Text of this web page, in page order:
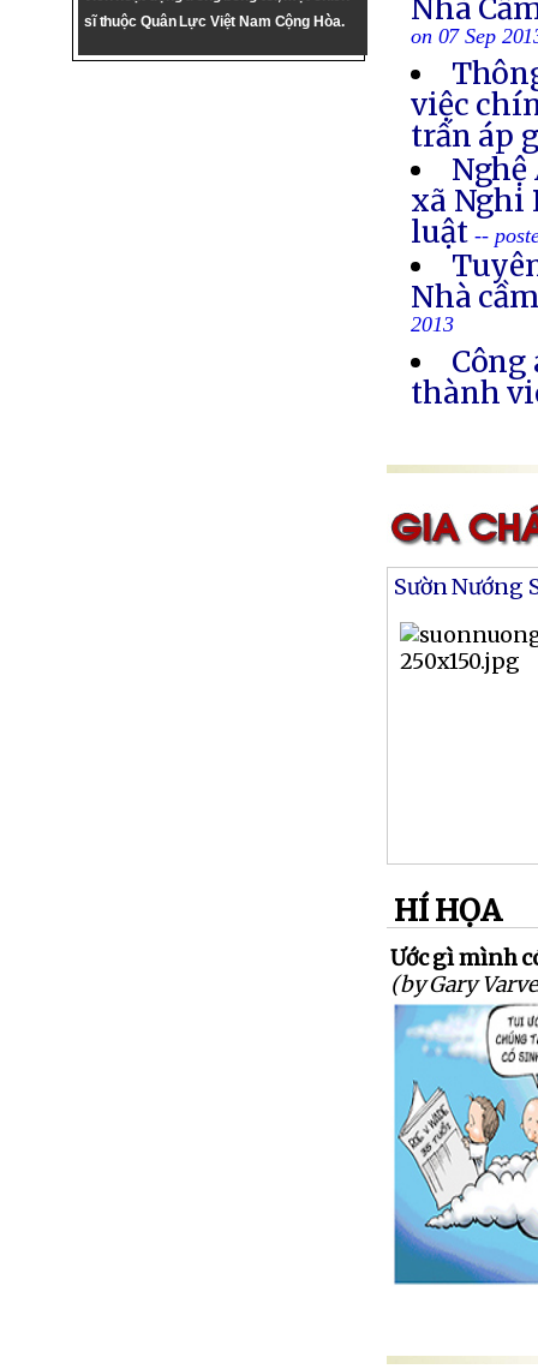
sĩ thuộc Quân Lực Việt Nam Cộng Hòa.
Nhà
on 07 Sep
việc
trấn áp
Nghệ
xã Nghi
luật--
Nhà
2013
thành
Sườn Nướng
HÍ HỌA
Ước gì mình
(by Gary